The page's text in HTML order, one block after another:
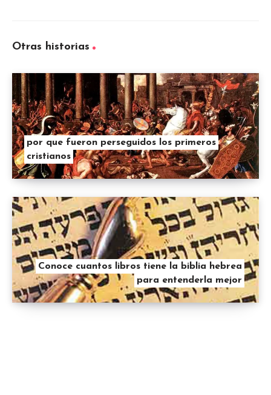
Otras historias
por que fueron perseguidos los primeros
cristianos
Conoce cuantos libros tiene la biblia hebrea
para entenderla mejor